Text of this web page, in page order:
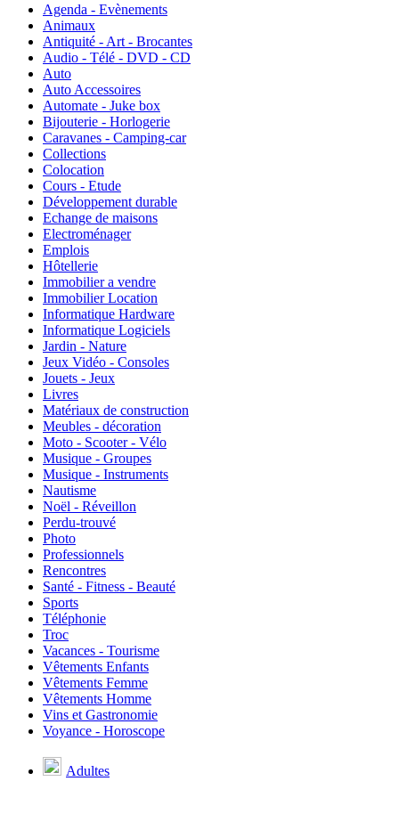
Agenda - Evènements
Animaux
Antiquité - Art - Brocantes
Audio - Télé - DVD - CD
Auto
Auto Accessoires
Automate - Juke box
Bijouterie - Horlogerie
Caravanes - Camping-car
Collections
Colocation
Cours - Etude
Développement durable
Echange de maisons
Electroménager
Emplois
Hôtellerie
Immobilier a vendre
Immobilier Location
Informatique Hardware
Informatique Logiciels
Jardin - Nature
Jeux Vidéo - Consoles
Jouets - Jeux
Livres
Matériaux de construction
Meubles - décoration
Moto - Scooter - Vélo
Musique - Groupes
Musique - Instruments
Nautisme
Noël - Réveillon
Perdu-trouvé
Photo
Professionnels
Rencontres
Santé - Fitness - Beauté
Sports
Téléphonie
Troc
Vacances - Tourisme
Vêtements Enfants
Vêtements Femme
Vêtements Homme
Vins et Gastronomie
Voyance - Horoscope
Adultes